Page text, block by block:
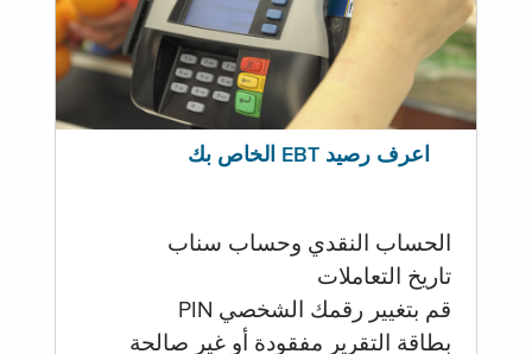
اعرف رصيد EBT الخاص بك
الحساب النقدي وحساب سناب
تاريخ التعاملات
قم بتغيير رقمك الشخصي PIN
بطاقة التقرير مفقودة أو غير صالحة